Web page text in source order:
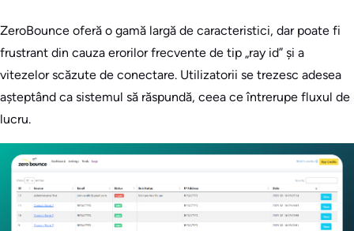
ZeroBounce oferă o gamă largă de caracteristici, dar poate fi
frustrant din cauza erorilor frecvente de tip „ray id” și a
vitezelor scăzute de conectare. Utilizatorii se trezesc adesea
așteptând ca sistemul să răspundă, ceea ce întrerupe fluxul de
lucru.